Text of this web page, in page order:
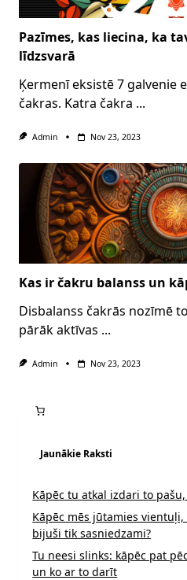
Pazīmes, kas liecina, ka
līdzsvarā
Ķermenī eksistē 7 galvenie
čakras. Katra čakra ...
Admin Nov 23, 2023
Kas ir čakru balanss un
Disbalanss čakrās nozīmē
pārāk aktīvas ...
Admin Nov 23, 2023
Jaunākie Raksti
Kāpēc tu atkal izdari to
Kāpēc mēs jūtamies
bijuši tik sasniedzami?
Tu neesi slinks: kāpēc pat
un ko ar to darīt